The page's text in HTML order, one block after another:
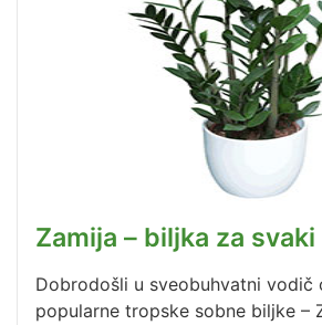
Zamija – biljka za
Dobrodošli u sveobuhvatni vodič
popularne tropske sobne biljke –